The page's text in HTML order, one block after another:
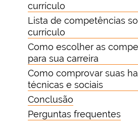
currículo
Lista de competências
currículo
Como escolher as
para sua carreira
Como comprovar suas
técnicas e sociais
Conclusão
Perguntas frequentes